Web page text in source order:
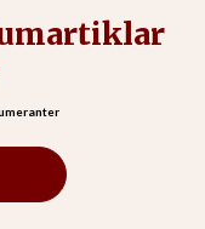
Camilla Lif